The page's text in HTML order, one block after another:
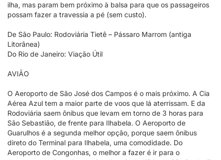
ilha, mas param bem próximo à balsa para que os passageiros
possam fazer a travessia a pé (sem custo).
De São Paulo: Rodoviária Tietê – Pássaro Marrom (antiga
Litorânea)
Do Rio de Janeiro: Viação Útil
AVIÃO
O Aeroporto de São José dos Campos é o mais próximo. A Cia
Aérea Azul tem a maior parte de voos que lá aterrissam. E da
Rodoviária saem ônibus que levam em torno de 3 horas para
São Sebastião, de frente para Ilhabela. O Aeroporto de
Guarulhos é a segunda melhor opção, porque saem ônibus
direto do Terminal para Ilhabela, uma comodidade. Do
Aeroporto de Congonhas, o melhor a fazer é ir para o